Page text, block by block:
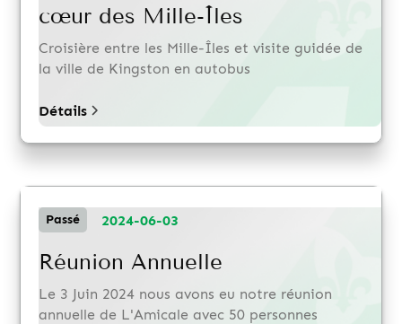
cœur des Mille-Îles
Croisière entre les Mille-Îles et visite guidée de
la ville de Kingston en autobus
Détails
Passé 2024-06-03
Réunion Annuelle
Le 3 Juin 2024 nous avons eu notre réunion
annuelle de L'Amicale avec 50 personnes